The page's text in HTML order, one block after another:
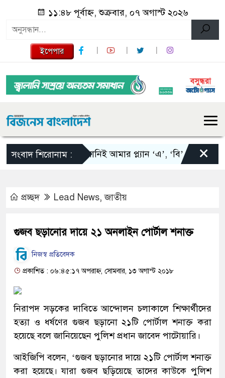
১১:৪৮ পূর্বাহ্ন, শুক্রবার, ০৭ অগাস্ট ২০২৬
ইপেপার
সংবাদ শিরোনাম :স্কালোনিই আমার প্ল্যান ‘এ’, ‘বি’ এবং ‘সি’: তাপিয়া
×
প্রচ্ছদ Lead News,জাতীয়
গুজব ছড়ানোর দায়ে ২১ অনলাইন পোর্টাল শনাক্ত
নিজস্ব প্রতিবেদক
প্রকাশিত : ০৬:৪৫:১৭ অপরাহ্ন, সোমবার, ১৩ অগাস্ট ২০১৮
নিরাপদ সড়কের দাবিতে আন্দোলন চলাকালে শিক্ষার্থীদের
হত্যা ও ধর্ষণের গুজব ছড়ানো ২১টি পোর্টাল শনাক্ত করা
হয়েছে বলে জানিয়েছেন পুলিশ প্রধান জাবেদ পাটোয়ারি।
আইজিপি বলেন, ‘গুজব ছড়ানোর দায়ে ২১টি পোর্টাল শনাক্ত
করা হয়েছে। যারা গুজব ছড়িয়েছে তাদের কাউকে পুলিশ